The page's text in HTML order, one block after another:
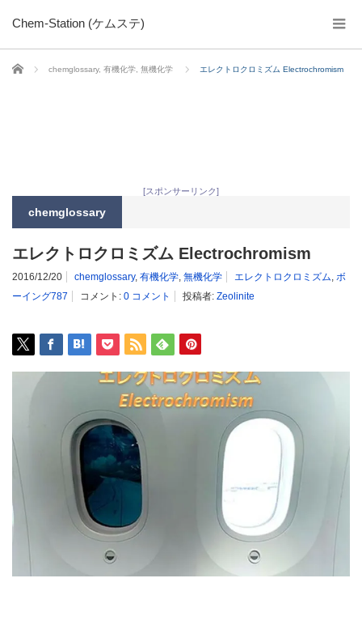
Chem-Station (ケムステ)
ホーム chemglossary, 有機化学 無機化学 エレクトロクロミズム Electrochromism
[スポンサーリンク]
chemglossary
エレクトロクロミズム Electrochromism
2016/12/20 chemglossary, 有機化学, 無機化学 エレクトロクロミズム, ボ
ーイング787
コメント: 0 コメント 投稿者: Zeolinite